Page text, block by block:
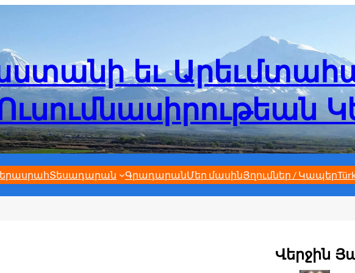
եւ
Տեսադարան ԳրադարանՄեր մասինՅղումներ / Կապեր
Վերջին